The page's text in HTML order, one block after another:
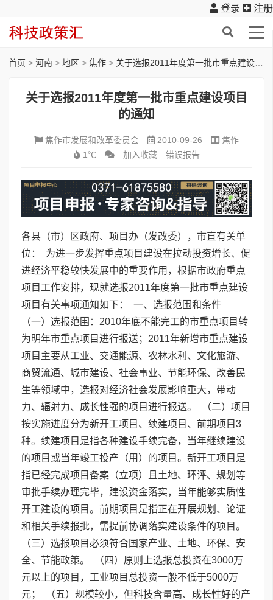
登录 注册
首页 > 河南 > 地区 > 焦作 > 关于选报2011年度第一批市重点建设项目的通知
关于选报2011年度第一批市重点建设项目
的通知
焦作市发展和改革委员会 2010-09-26
焦作
1℃
加入收藏 错误报告
各县（市）区政府、项目办（发改委），市直有关单
位： 为进一步发挥重点项目建设在拉动投资增长、促
进经济平稳较快发展中的重要作用，根据市政府重点
项目工作安排，现就选报2011年度第一批市重点建设
项目有关事项通知如下： 一、选报范围和条件
（一）选报范围：2010年底不能完工的市重点项目转
为明年市重点项目进行报送；2011年新增市重点建设
项目主要从工业、交通能源、农林水利、文化旅游、
商贸流通、城市建设、社会事业、节能环保、改善民
生等领域中，选报对经济社会发展影响重大，带动
力、辐射力、成长性强的项目进行报送。 （二）项目
按实施进度分为新开工项目、续建项目、前期项目3
种。续建项目是指各种建设手续完备，当年继续建设
的项目或当年竣工投产（用）的项目。新开工项目是
指已经完成项目备案（立项）且土地、环评、规划等
审批手续办理完毕，建设资金落实，当年能够实质性
开工建设的项目。前期项目是指正在开展规划、论证
和相关手续报批，需提前协调落实建设条件的项目。
（三）选报项目必须符合国家产业、土地、环保、安
全、节能政策。 （四）原则上选报总投资在3000万
元以上的项目，工业项目总投资一般不低于5000万
元； （五）规模较小，但科技含量高、成长性好的产